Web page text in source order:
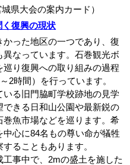
県大会の案内カード）
復興の現状
った地区の一つであり、復
なっています。石巻観光ボ
り復興への取り組みの過程
2時間）を行っています。
る旧門脇町学校跡地の見学
きる日和山公園や最新鋭の
魚市場などを巡ります。希
心に84名もの尊い命が犠牲
ることもあります。
工事中で、2mの盛土を施した